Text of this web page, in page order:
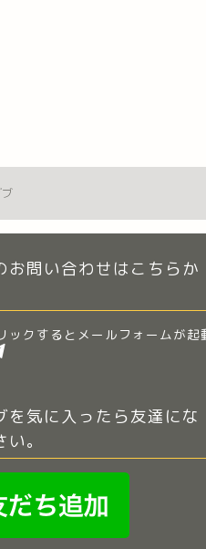
お問い合わせはこちらか
ックするとメールフォームが起
を気に入ったら友達にな
。